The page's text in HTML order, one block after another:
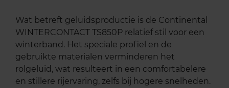
Wat betreft geluidsproductie is de Continental
WINTERCONTACT TS850P relatief stil voor een
winterband. Het speciale profiel en de
gebruikte materialen verminderen het
rolgeluid, wat resulteert in een comfortabelere
en stillere rijervaring, zelfs bij hogere snelheden.